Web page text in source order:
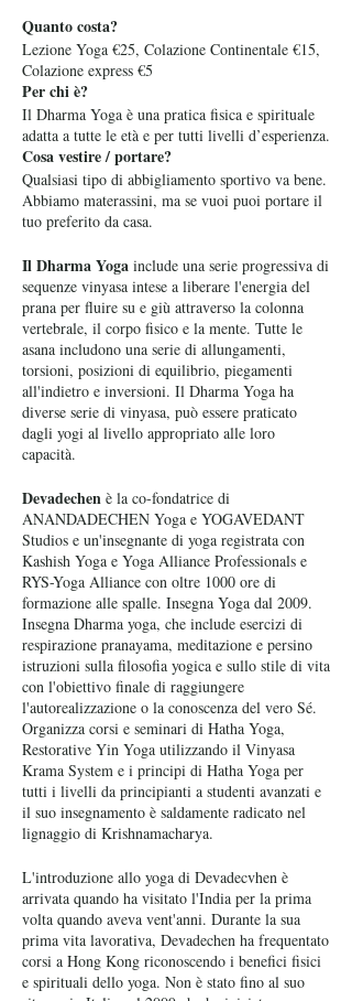
Quanto costa?
Lezione Yoga €25, Colazione Continentale €15,
Colazione express €5
Per chi è?
Il Dharma Yoga è una pratica fisica e spirituale
adatta a tutte le età e per tutti livelli d’esperienza.
Cosa vestire / portare?
Qualsiasi tipo di abbigliamento sportivo va bene.
Abbiamo materassini, ma se vuoi puoi portare il
tuo preferito da casa.
Il Dharma Yoga include una serie progressiva di
sequenze vinyasa intese a liberare l'energia del
prana per fluire su e giù attraverso la colonna
vertebrale, il corpo fisico e la mente. Tutte le
asana includono una serie di allungamenti,
torsioni, posizioni di equilibrio, piegamenti
all'indietro e inversioni. Il Dharma Yoga ha
diverse serie di vinyasa, può essere praticato
dagli yogi al livello appropriato alle loro
capacità.
Devadechen è la co-fondatrice di
ANANDADECHEN Yoga e YOGAVEDANT
Studios e un'insegnante di yoga registrata con
Kashish Yoga e Yoga Alliance Professionals e
RYS-Yoga Alliance con oltre 1000 ore di
formazione alle spalle. Insegna Yoga dal 2009.
Insegna Dharma yoga, che include esercizi di
respirazione pranayama, meditazione e persino
istruzioni sulla filosofia yogica e sullo stile di vita
con l'obiettivo finale di raggiungere
l'autorealizzazione o la conoscenza del vero Sé.
Organizza corsi e seminari di Hatha Yoga,
Restorative Yin Yoga utilizzando il Vinyasa
Krama System e i principi di Hatha Yoga per
tutti i livelli da principianti a studenti avanzati e
il suo insegnamento è saldamente radicato nel
lignaggio di Krishnamacharya.
L'introduzione allo yoga di Devadecvhen è
arrivata quando ha visitato l'India per la prima
volta quando aveva vent'anni. Durante la sua
prima vita lavorativa, Devadechen ha frequentato
corsi a Hong Kong riconoscendo i benefici fisici
e spirituali dello yoga. Non è stato fino al suo